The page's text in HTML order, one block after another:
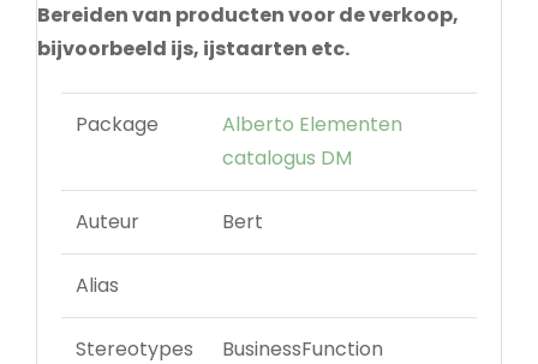
Bereiden van producten voor de verkoop,
bijvoorbeeld ijs, ijstaarten etc.
Package
Alberto Elementen
catalogus DM
Auteur Bert
Alias
Stereotypes BusinessFunction